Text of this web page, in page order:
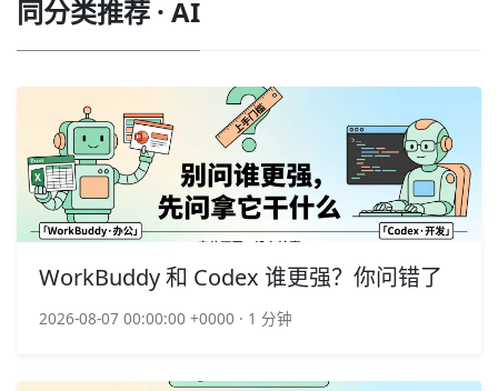
同分类推荐 · AI
WorkBuddy 和 Codex 谁更强？你问错了
2026-08-07 00:00:00 +0000 · 1 分钟